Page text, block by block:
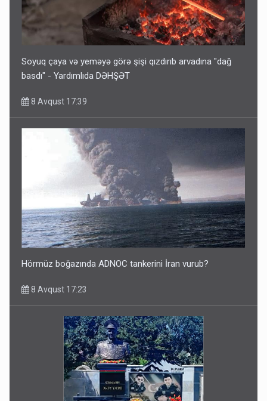
Soyuq çaya və yeməyə görə şişi qızdırıb arvadına "dağ
basdı" - Yardımlıda DƏHŞƏT
8 Avqust 17:39
Hörmüz boğazında ADNOC tankerini İran vurub?
8 Avqust 17:23